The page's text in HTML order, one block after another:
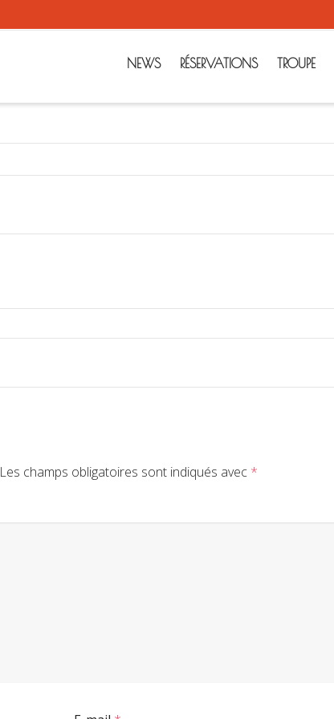
NEWS RÉSERVATIONS TROUPE
Les champs obligatoires sont indiqués avec *